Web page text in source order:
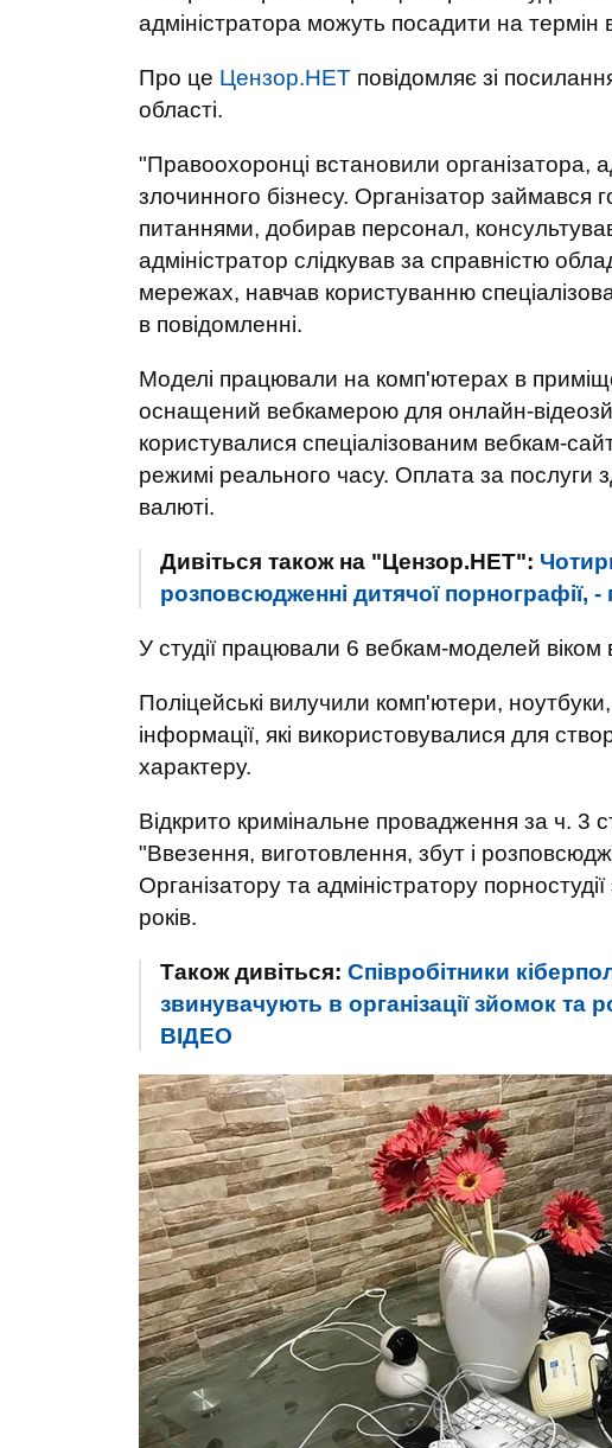
адміністратора можуть посадити на термін
Про це Цензор.НЕТ повідомляє зі
області.
"Правоохоронці встановили організатора,
злочинного бізнесу. Організатор
питаннями, добирав персонал, консультував
адміністратор слідкував за справністю
мережах, навчав користуванню
в повідомленні.
Моделі працювали на комп'ютерах в
оснащений вебкамерою для онлайн-
користувалися спеціалізованим вебкам-
режимі реального часу. Оплата за послуги
валюті.
Дивіться також на "Цензор.НЕТ":
розповсюдженні дитячої порнографії,
У студії працювали 6 вебкам-моделей віком
Поліцейські вилучили комп'ютери,
інформації, які використовувалися для
характеру.
Відкрито кримінальне провадження за ч. 3
"Ввезення, виготовлення, збут і
Організатору та адміністратору
років.
Також дивіться: Співробітники
звинувачують в організації зйомок та
ВIДЕО